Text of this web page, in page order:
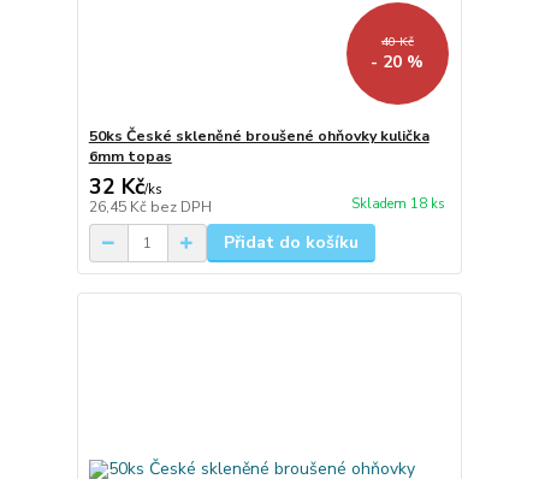
40 Kč
- 20 %
50ks České skleněné broušené ohňovky kulička
6mm topas
32 Kč/ks
26,45 Kč bez DPH Skladem 18 ks
Přidat do košíku